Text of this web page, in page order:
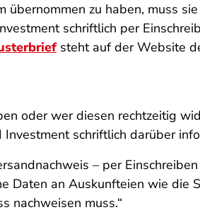
zu haben, muss
schriftlich per
steht auf der Website
oder wer diesen rechtzeitig
schriftlich darüber
– per
Daten an Auskunfteien wie die
nachweisen muss.“